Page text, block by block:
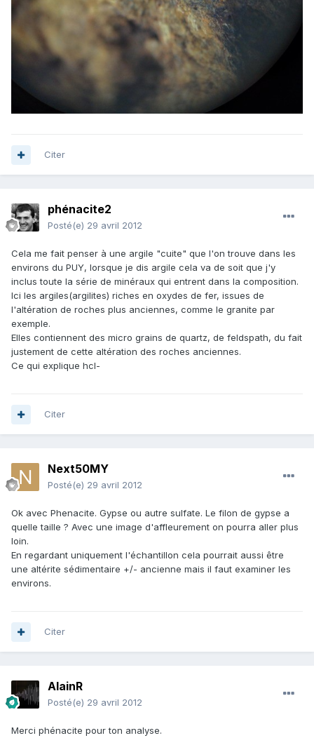
Citer
phénacite2
Posté(e) 29 avril 2012
Cela me fait penser à une argile "cuite" que l'on trouve dans les
environs du PUY, lorsque je dis argile cela va de soit que j'y
inclus toute la série de minéraux qui entrent dans la composition.
Ici les argiles(argilites) riches en oxydes de fer, issues de
l'altération de roches plus anciennes, comme le granite par
exemple.
Elles contiennent des micro grains de quartz, de feldspath, du fait
justement de cette altération des roches anciennes.
Ce qui explique hcl-
Citer
Next50MY
Posté(e) 29 avril 2012
Ok avec Phenacite. Gypse ou autre sulfate. Le filon de gypse a
quelle taille ? Avec une image d'affleurement on pourra aller plus
loin.
En regardant uniquement l'échantillon cela pourrait aussi être
une altérite sédimentaire +/- ancienne mais il faut examiner les
environs.
Citer
AlainR
Posté(e) 29 avril 2012
Merci phénacite pour ton analyse.